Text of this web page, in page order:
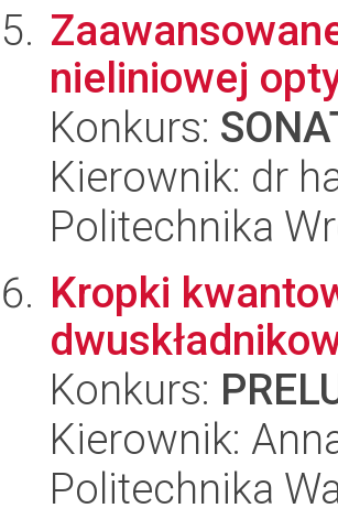
nieliniowej
Konkurs:
Kierownik: dr
Politechnika
Kropki
Konkurs:
Kierownik:
Politechnika